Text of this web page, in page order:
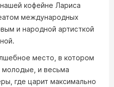
кофейне Лариса
международных
и народной артисткой
место, в котором
и весьма
где царит максимально